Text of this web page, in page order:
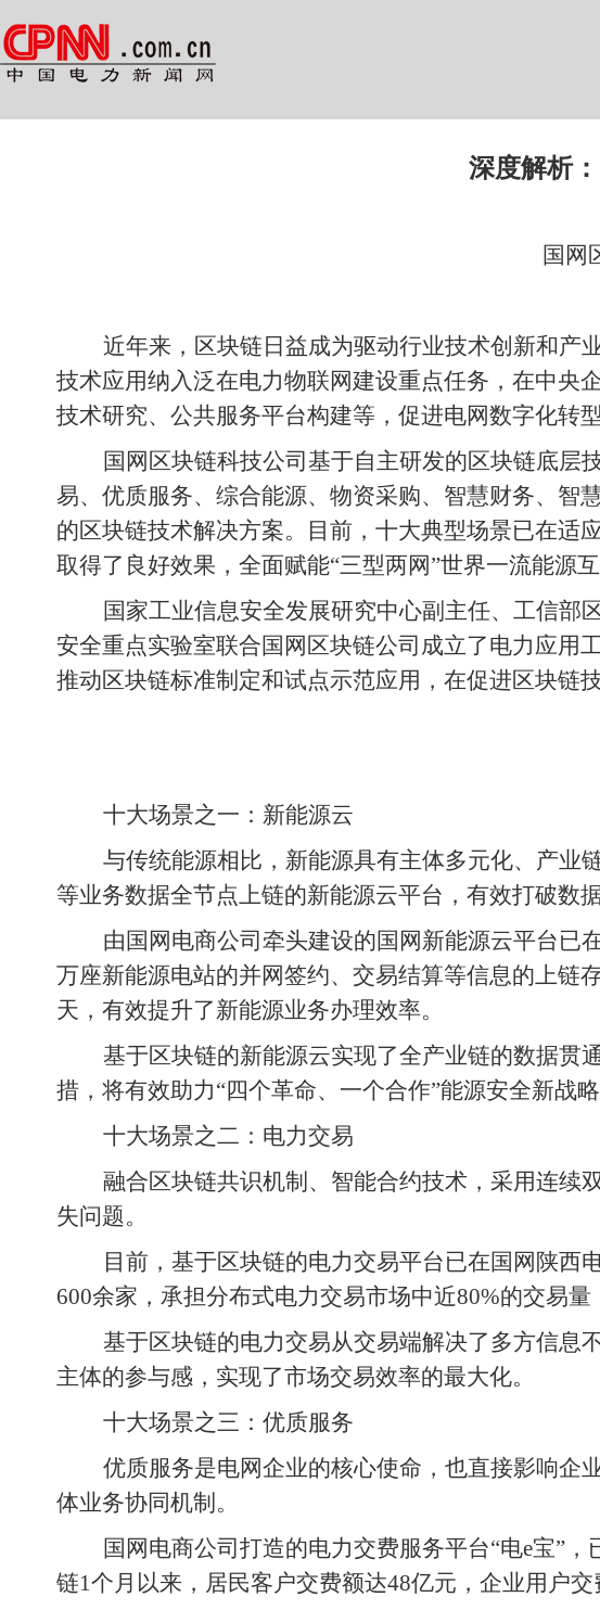
深度解析
国网
近年来，区块链日益成为驱动行业技术创新和产
技术应用纳入泛在电力物联网建设重点任务，在中
技术研究、公共服务平台构建等，促进电网数字化转型
国网区块链科技公司基于自主研发的区块链底层
易、优质服务、综合能源、物资采购、智慧财务、智
的区块链技术解决方案。目前，十大典型场景已在适
取得了良好效果，全面赋能“三型两网”世界一流能源互
国家工业信息安全发展研究中心副主任、工信部
安全重点实验室联合国网区块链公司成立了电力应用
推动区块链标准制定和试点示范应用，在促进区块链
十大场景之一：新能源云
与传统能源相比，新能源具有主体多元化、产业
等业务数据全节点上链的新能源云平台，有效打破数
由国网电商公司牵头建设的国网新能源云平台已
万座新能源电站的并网签约、交易结算等信息的上链
天，有效提升了新能源业务办理效率。
基于区块链的新能源云实现了全产业链的数据贯
措，将有效助力“四个革命、一个合作”能源安全新战略
十大场景之二：电力交易
融合区块链共识机制、智能合约技术，采用连续
失问题。
目前，基于区块链的电力交易平台已在国网陕西
600余家，承担分布式电力交易市场中近80%的交易
基于区块链的电力交易从交易端解决了多方信息
主体的参与感，实现了市场交易效率的最大化。
十大场景之三：优质服务
优质服务是电网企业的核心使命，也直接影响企
体业务协同机制。
国网电商公司打造的电力交费服务平台“电e宝”
链1个月以来，居民客户交费额达48亿元，企业用户交